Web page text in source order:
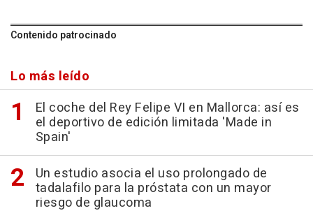
Contenido patrocinado
Lo más leído
El coche del Rey Felipe VI en Mallorca: así es
el deportivo de edición limitada 'Made in
Spain'
Un estudio asocia el uso prolongado de
tadalafilo para la próstata con un mayor
riesgo de glaucoma